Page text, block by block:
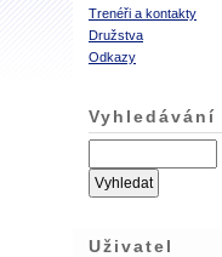
Trenéři a kontakty
Družstva
Odkazy
Vyhledávání
Uživatel